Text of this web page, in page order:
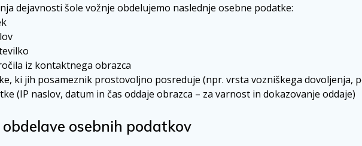
dejavnosti šole vožnje obdelujemo naslednje osebne podatke:
iz kontaktnega obrazca
ki jih posameznik prostovoljno posreduje (npr. vrsta vozniškega dovoljenja,
(IP naslov, datum in čas oddaje obrazca – za varnost in dokazovanje oddaje)
obdelave osebnih podatkov